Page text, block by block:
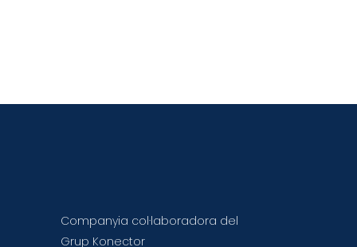
Companyia col·laboradora del
Grup Konector